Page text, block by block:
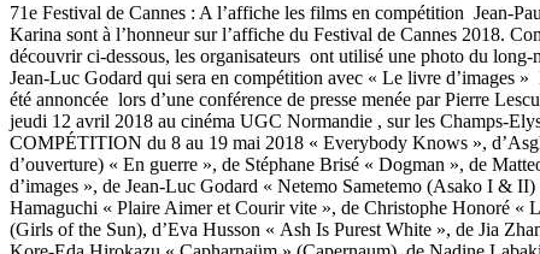
71e Festival de Cannes : A l’affiche les films en compétition Jean-
Karina sont à l’honneur sur l’affiche du Festival de Cannes 2018.
découvrir ci-dessous, les organisateurs ont utilisé une photo du long-
Jean-Luc Godard qui sera en compétition avec « Le livre d’images »
été annoncée lors d’une conférence de presse menée par Pierre
jeudi 12 avril 2018 au cinéma UGC Normandie , sur les Champs-
COMPÉTITION du 8 au 19 mai 2018 « Everybody Knows »,
d’ouverture) « En guerre », de Stéphane Brisé « Dogman », de
d’images », de Jean-Luc Godard « Netemo Sametemo (Asako I & II)
Hamaguchi « Plaire Aimer et Courir vite », de Christophe Honoré «
(Girls of the Sun), d’Eva Husson « Ash Is Purest White », de Jia